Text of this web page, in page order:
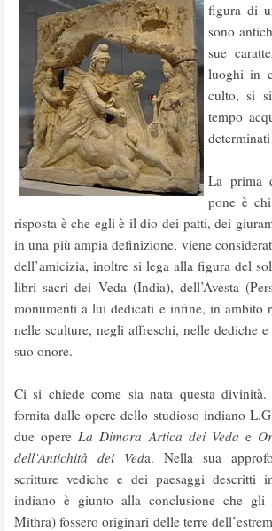
figura di
sono
sue
luoghi in
culto, si
tempo
La prima
pone è
risposta è che egli è il dio dei patti, dei
in una più ampia definizione, viene
dell’amicizia, inoltre si lega alla figura del
libri sacri dei Veda (India), dell’Avesta
monumenti a lui dedicati e infine, in ambito
nelle sculture, negli affreschi, nelle dediche
suo onore.
Ci si chiede come sia nata questa divinità.
fornita dalle opere dello studioso indiano
due opereLa Dimora Artica dei Vedae
dell’Antichità dei Veda. Nella sua
scritture vediche e dei paesaggi descritti
indiano è giunto alla conclusione che
Mithra) fossero originari delle terre